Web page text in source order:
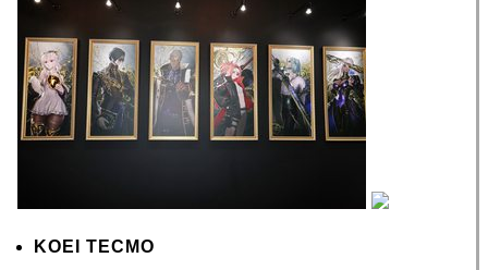
KOEI TECMO